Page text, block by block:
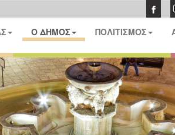
Ο ΔΗΜΟΣ ΠΟΛΙΤΙΣΜΟΣ